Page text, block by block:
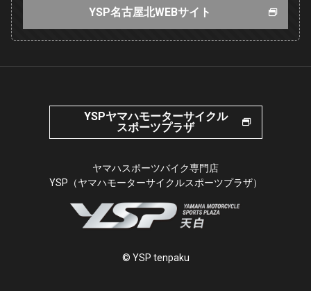
YSP名古屋北WEBサイト
YSPヤマハモーターサイクル
スポーツプラザ
ヤマハスポーツバイク専門店
YSP（ヤマハモーターサイクルスポーツプラザ）
© YSP tenpaku